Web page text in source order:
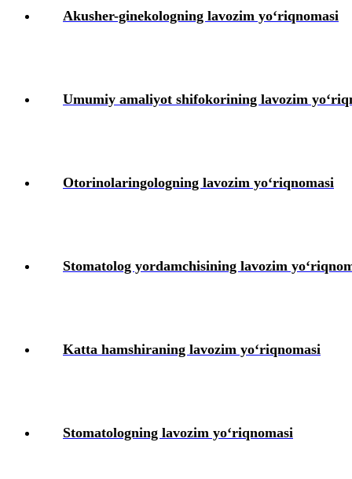
Akusher-ginekologning lavozim yoʻriqnomasi
Umumiy amaliyot shifokorining lavozim
Otorinolaringologning lavozim yoʻriqnomasi
Stomatolog yordamchisining lavozim
Katta hamshiraning lavozim yoʻriqnomasi
Stomatologning lavozim yoʻriqnomasi